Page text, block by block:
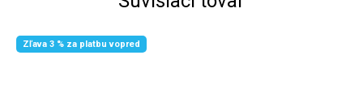
Zľava 3 % za platbu vopred